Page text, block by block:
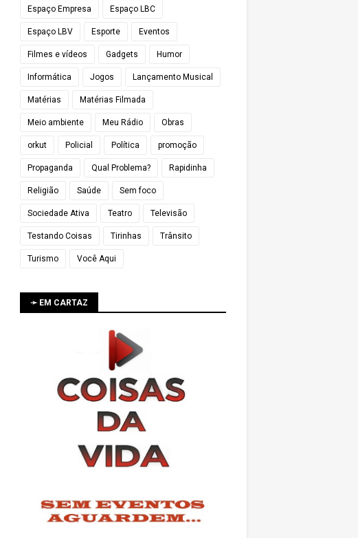
Espaço Empresa Espaço LBC
Espaço LBV Esporte Eventos
Filmes e vídeos Gadgets Humor
Informática Jogos Lançamento Musical
Matérias Matérias Filmada
Meio ambiente Meu Rádio Obras
orkut Policial Política promoção
Propaganda Qual Problema? Rapidinha
Religião Saúde Sem foco
Sociedade Ativa Teatro Televisão
Testando Coisas Tirinhas Trânsito
Turismo Você Aqui
➛ EM CARTAZ